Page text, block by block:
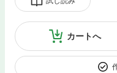
カートへ